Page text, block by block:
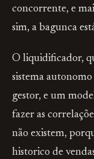
concorrente, e
sim, a bagunca
O liquidificador,
sistema
gestor, e um
fazer as
não existem,
historico de